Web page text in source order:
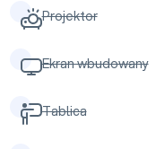
Projektor
Ekran wbudowany
Tablica